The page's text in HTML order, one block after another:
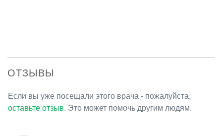
ОТЗЫВЫ
Если вы уже посещали этого врача - пожалуйста,
оставьте отзыв. Это может помочь другим людям.